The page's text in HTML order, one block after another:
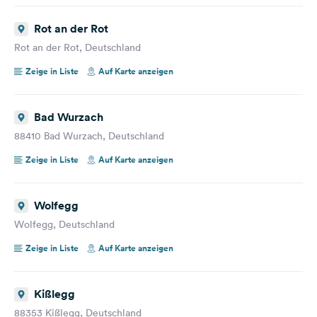
Rot an der Rot
Rot an der Rot, Deutschland
Zeige in Liste
Auf Karte anzeigen
Bad Wurzach
88410 Bad Wurzach, Deutschland
Zeige in Liste
Auf Karte anzeigen
Wolfegg
Wolfegg, Deutschland
Zeige in Liste
Auf Karte anzeigen
Kißlegg
88353 Kißlegg, Deutschland